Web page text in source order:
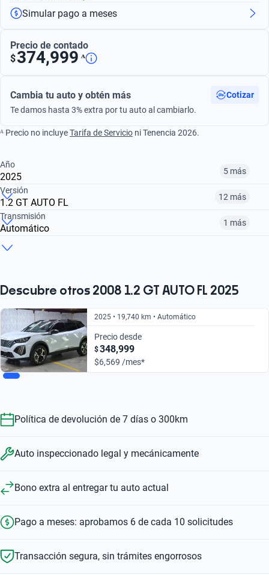
Simular pago a meses
Precio de contado
$374,999 ᴬ
Cambia tu auto y obtén más
Cotizar
Te damos hasta 3% extra por tu auto al cambiarlo.
ᴬ Precio no incluyeTarifa de Servicio ni Tenencia 2026.
Año
2025 5 más
¿Comparar versiones? → Pregúntale a KOPI
Versión
1.2 GT AUTO FL 12 más
¿Comparar versiones? → Pregúntale a KOPI
$183,999 $273,999 $266,999
Transmisión
Automático 1 más
Automático
$183,999
Manual
$230,999
Descubre otros 2008 1.2 GT AUTO FL 2025
2025 • 19,740 km • Automático
Precio desde
$348,999
$6,569 /mes*
Política de devolución de 7 días o 300km
Auto inspeccionado legal y mecánicamente
Bono extra al entregar tu auto actual
Pago a meses: aprobamos 6 de cada 10 solicitudes
Transacción segura, sin trámites engorrosos